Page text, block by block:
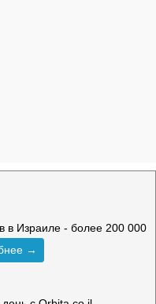
в Израиле - более 200 000
→